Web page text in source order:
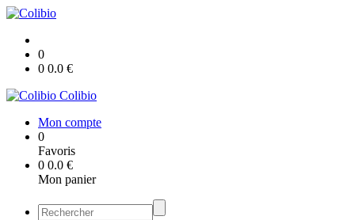
0
0 0.0 €
Colibio
Mon compte
0
Favoris
0 0.0 €
Mon panier